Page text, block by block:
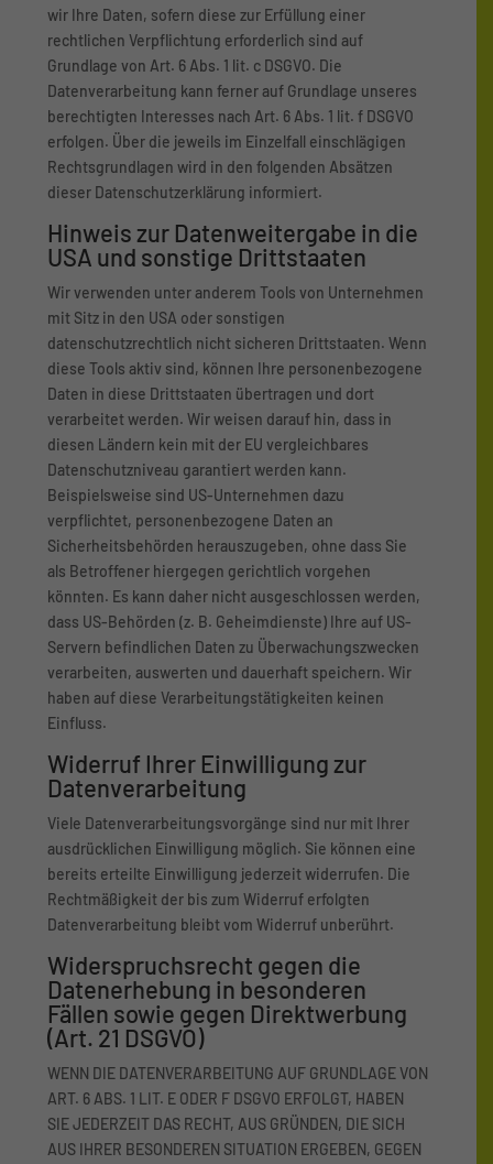
wir Ihre Daten, sofern diese zur Erfüllung einer
rechtlichen Verpflichtung erforderlich sind auf
Grundlage von Art. 6 Abs. 1 lit. c DSGVO. Die
Datenverarbeitung kann ferner auf Grundlage unseres
berechtigten Interesses nach Art. 6 Abs. 1 lit. f DSGVO
erfolgen. Über die jeweils im Einzelfall einschlägigen
Rechtsgrundlagen wird in den folgenden Absätzen
dieser Datenschutzerklärung informiert.
Hinweis zur Datenweitergabe in die
USA und sonstige Drittstaaten
Wir verwenden unter anderem Tools von Unternehmen
mit Sitz in den USA oder sonstigen
datenschutzrechtlich nicht sicheren Drittstaaten. Wenn
diese Tools aktiv sind, können Ihre personenbezogene
Daten in diese Drittstaaten übertragen und dort
verarbeitet werden. Wir weisen darauf hin, dass in
diesen Ländern kein mit der EU vergleichbares
Datenschutzniveau garantiert werden kann.
Beispielsweise sind US-Unternehmen dazu
verpflichtet, personenbezogene Daten an
Sicherheitsbehörden herauszugeben, ohne dass Sie
als Betroffener hiergegen gerichtlich vorgehen
könnten. Es kann daher nicht ausgeschlossen werden,
dass US-Behörden (z. B. Geheimdienste) Ihre auf US-
Servern befindlichen Daten zu Überwachungszwecken
verarbeiten, auswerten und dauerhaft speichern. Wir
haben auf diese Verarbeitungstätigkeiten keinen
Einfluss.
Widerruf Ihrer Einwilligung zur
Datenverarbeitung
Viele Datenverarbeitungsvorgänge sind nur mit Ihrer
ausdrücklichen Einwilligung möglich. Sie können eine
bereits erteilte Einwilligung jederzeit widerrufen. Die
Rechtmäßigkeit der bis zum Widerruf erfolgten
Datenverarbeitung bleibt vom Widerruf unberührt.
Widerspruchsrecht gegen die
Datenerhebung in besonderen
Fällen sowie gegen Direktwerbung
(Art. 21 DSGVO)
WENN DIE DATENVERARBEITUNG AUF GRUNDLAGE VON
ART. 6 ABS. 1 LIT. E ODER F DSGVO ERFOLGT, HABEN
SIE JEDERZEIT DAS RECHT, AUS GRÜNDEN, DIE SICH
AUS IHRER BESONDEREN SITUATION ERGEBEN, GEGEN